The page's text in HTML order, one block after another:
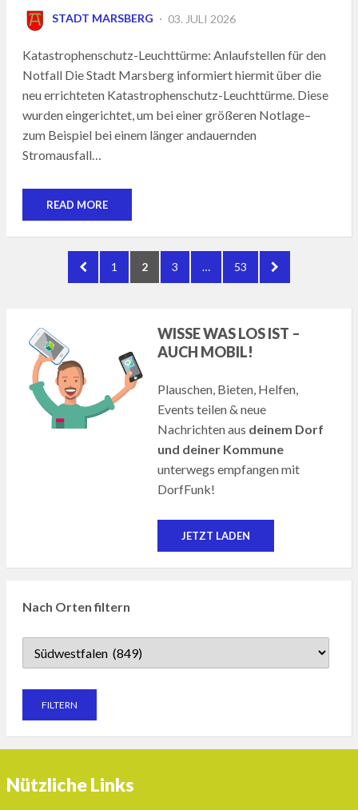
STADT MARSBERG
POSTED
03. JULI 2026
Katastrophenschutz-Leuchttürme: Anlaufstellen für den
Notfall Die Stadt Marsberg informiert hiermit über die
neu errichteten Katastrophenschutz-Leuchttürme. Diese
wurden eingerichtet, um bei einer größeren Notlage–
zum Beispiel bei einem länger andauernden
Stromausfall…
READ MORE
Seitennummerierung
PREVIOUS
PAGE
PAGE
1 PAGE
2 PAGE
3 … PAGE
53
NEXT
PAGE
WISSE WAS LOS IST –
AUCH MOBIL!
Plauschen, Bieten, Helfen,
Events teilen & neue
Nachrichten aus deinem Dorf
und deiner Kommune
unterwegs empfangen mit
DorfFunk!
JETZT LADEN
Nach Orten filtern
Nützliche Links